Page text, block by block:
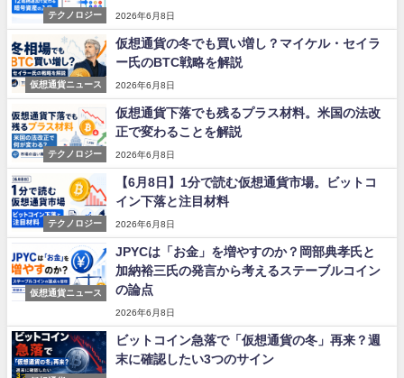
テクノロジー 2026年6月8日
仮想通貨ニュース
仮想通貨の冬でも買い増し？マイケル・セイラ
ー氏のBTC戦略を解説
2026年6月8日
テクノロジー
仮想通貨下落でも残るプラス材料。米国の法改
正で変わることを解説
2026年6月8日
テクノロジー
【6月8日】1分で読む仮想通貨市場。ビットコ
イン下落と注目材料
2026年6月8日
仮想通貨ニュース
JPYCは「お金」を増やすのか？岡部典孝氏と
加納裕三氏の発言から考えるステーブルコイン
の論点
2026年6月8日
ビットコイン急落で「仮想通貨の冬」再来？週
末に確認したい3つのサイン